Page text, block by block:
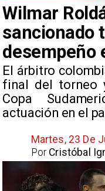
Wilmar
sancionado
desempeño
​El árbitro
final del torneo
Copa
actuación en el
Martes, 23 De
Cristóbal
Por